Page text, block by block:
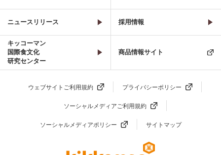
ニュースリリース 採用情報
キッコーマン
国際食文化
研究センター
商品情報サイト
ウェブサイトご利用規約 プライバシーポリシー
ソーシャルメディアご利用規約
ソーシャルメディアポリシー サイトマップ